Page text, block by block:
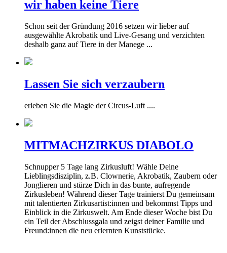
wir haben keine Tiere
Schon seit der Gründung 2016 setzen wir lieber auf
ausgewählte Akrobatik und Live-Gesang und verzichten
deshalb ganz auf Tiere in der Manege ...
Lassen Sie sich verzaubern
erleben Sie die Magie der Circus-Luft ....
MITMACHZIRKUS DIABOLO
Schnupper 5 Tage lang Zirkusluft! Wähle Deine
Lieblingsdisziplin, z.B. Clownerie, Akrobatik, Zaubern oder
Jonglieren und stürze Dich in das bunte, aufregende
Zirkusleben! Während dieser Tage trainierst Du gemeinsam
mit talentierten Zirkusartist:innen und bekommst Tipps und
Einblick in die Zirkuswelt. Am Ende dieser Woche bist Du
ein Teil der Abschlussgala und zeigst deiner Familie und
Freund:innen die neu erlernten Kunststücke.